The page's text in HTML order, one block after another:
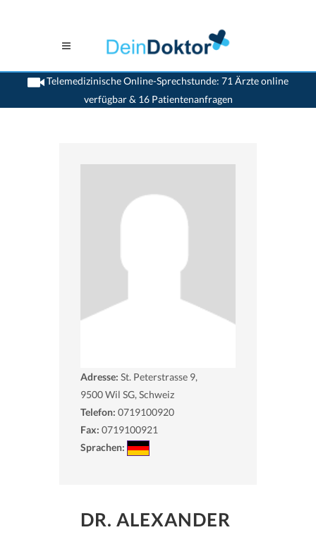
Telemedizinische Online-Sprechstunde: 71 Ärzte online
verfügbar & 16 Patientenanfragen
>Allgemeinaerzte>Wil SG>Dr. Alexander Ilg>Termin mit Dr. Alexander Ilg
Adresse: St. Peterstrasse 9,
9500Wil SG, Schweiz
Telefon: 0719100920
Fax: 0719100921
Sprachen:
DR. ALEXANDER